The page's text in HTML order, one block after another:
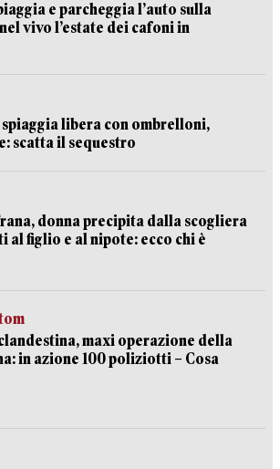
e parcheggia l’auto sulla
vivo l’estate dei cafoni in
spiaggia libera con ombrelloni,
scatta il sequestro
donna precipita dalla scogliera
al figlio e al nipote: ecco chi è
maxi operazione della
in azione 100 poliziotti – Cosa